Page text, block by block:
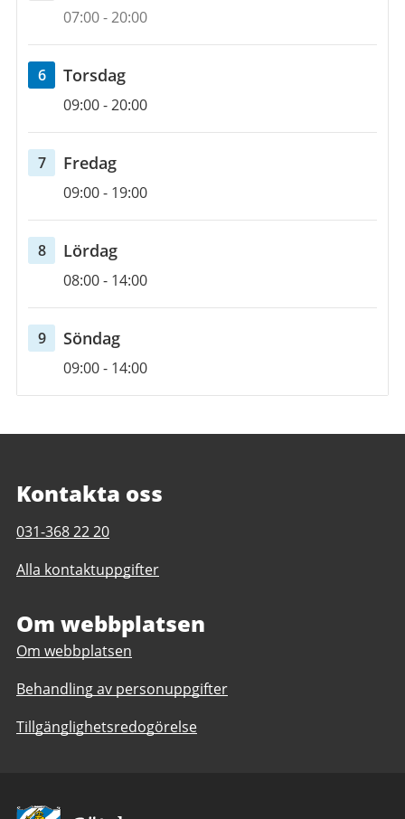
5
07:00-20:00
6
torsdag
6
2026
Torsdag
09:00-20:00
7
fredag
7
2026
Fredag
09:00- 19:00
8
lördag
8
2026
Lördag
08:00- 14:00
9
söndag
9
Söndag
09:00- 14:00
Kontakta oss
Telefonnummer
Kärra
031-368 22 20
Alla kontaktuppgifter
Om webbplatsen
Om webbplatsen
Behandling av personuppgifter
Tillgänglighetsredogörelse